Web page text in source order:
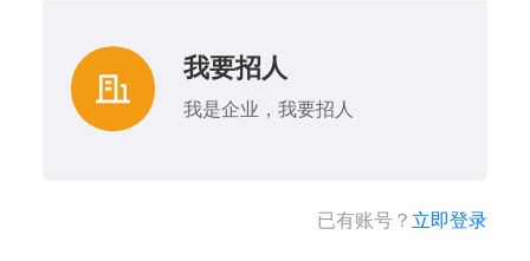
我要招人
我是企业，我要招人
已有账号？ 立即登录